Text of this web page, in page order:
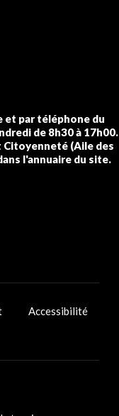
et par téléphone du
de 8h30 à 17h00.
Citoyenneté (Aile des
l'annuaire du site.
Accessibilité